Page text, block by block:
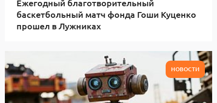
Ежегодный благотворительный
баскетбольный матч фонда Гоши Куценко
прошел в Лужниках
НОВОСТИ